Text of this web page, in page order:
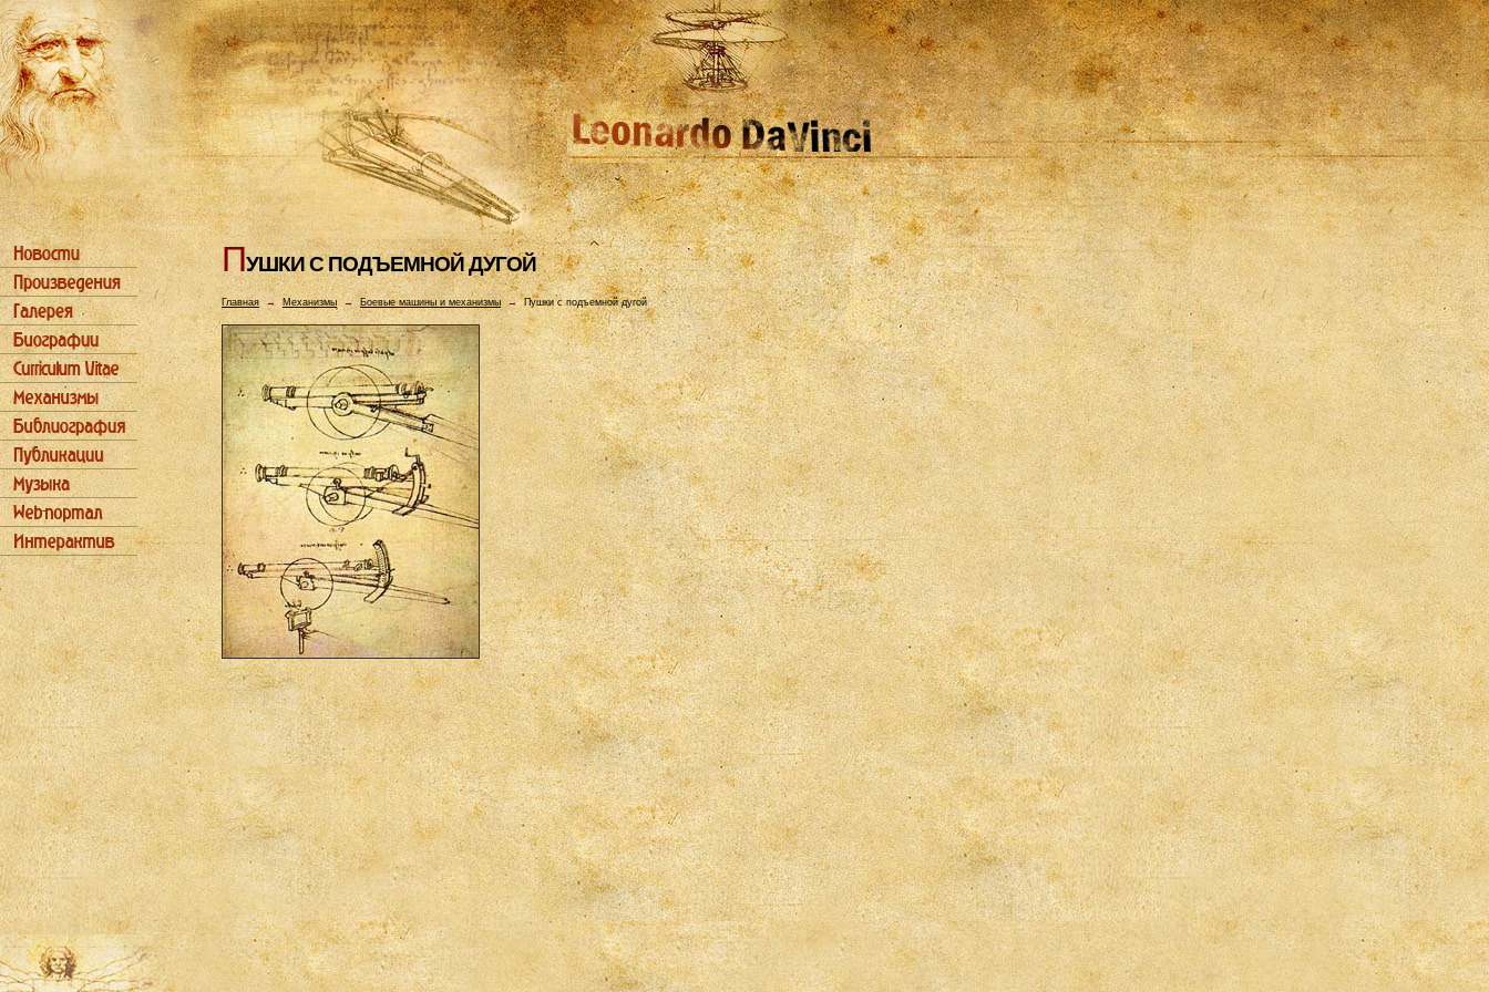
ПУШКИ С ПОДЪЕМHОЙ ДУГОЙ
Главная→ Механизмы →Боевые машины и механизмы →Пушки с подъемной дугой